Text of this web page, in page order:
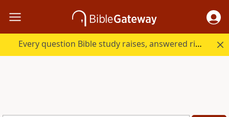
Every question Bible study raises, answered right here.